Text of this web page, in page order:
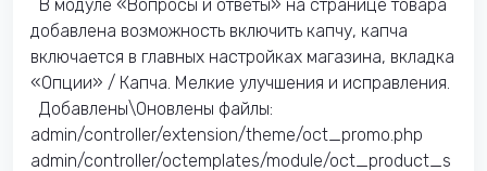
В модуле «Вопросы и ответы» на странице товара
добавлена возможность включить капчу, капча
включается в главных настройках магазина, вкладка
«Опции» / Капча. Мелкие улучшения и исправления.
Добавлены\Оновлены файлы:​
admin/controller/extension/theme/oct_promo.php
admin/controller/octemplates/module/oct_product_s